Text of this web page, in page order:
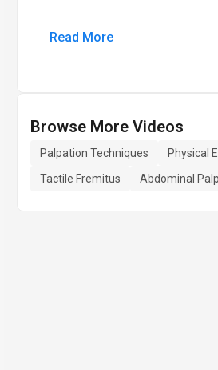
Read More
Browse More Videos
Palpation Techniques Physical
Tactile Fremitus
Abdominal